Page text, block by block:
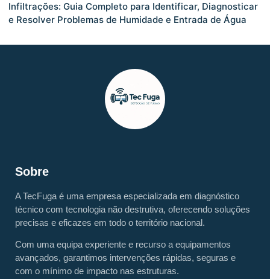
Infiltrações: Guia Completo para Identificar, Diagnosticar
e Resolver Problemas de Humidade e Entrada de Água
Sobre
A TecFuga é uma empresa especializada em diagnóstico
técnico com tecnologia não destrutiva, oferecendo soluções
precisas e eficazes em todo o território nacional.
Com uma equipa experiente e recurso a equipamentos
avançados, garantimos intervenções rápidas, seguras e
com o mínimo de impacto nas estruturas.